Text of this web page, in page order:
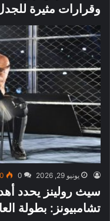
وقرارات مثيرة
يونيو 29, 2026 0
سيث رولينز يحدد
تشامبيونز: بطولة